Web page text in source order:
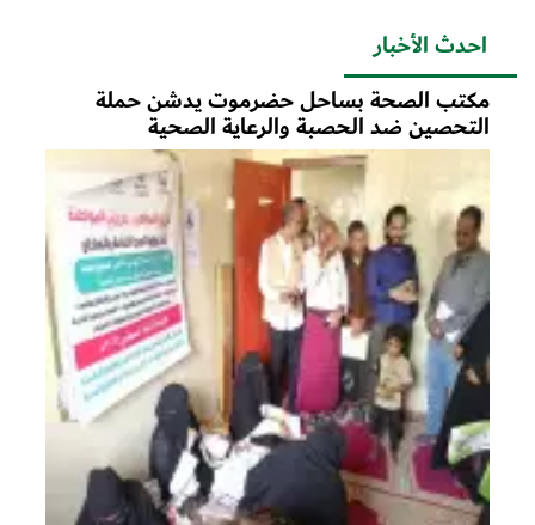
احدث الأخبار
مكتب الصحة بساحل حضرموت يدشن حملة
التحصين ضد الحصبة والرعاية الصحية